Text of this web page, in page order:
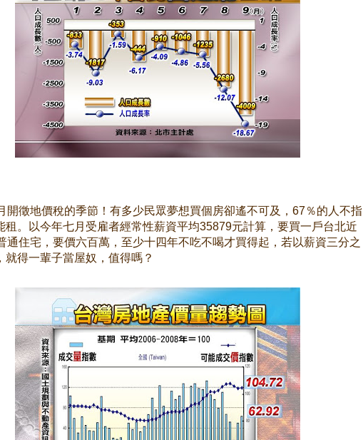
開徵地價稅的季節！有多少民眾夢想買個房卻遙不可及，67％的人不指
租。以今年七月受雇者經常性薪資平均35879元計算，要買一戶台北近
通住宅，要價六百萬，至少十四年不吃不喝才買得起，若以薪資三分之
就得一輩子當屋奴，值得嗎？